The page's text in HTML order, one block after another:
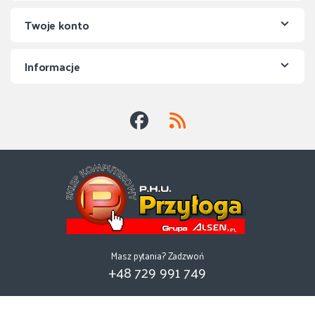
Twoje konto
Informacje
Masz pytania? Zadzwoń
+48 729 991 749